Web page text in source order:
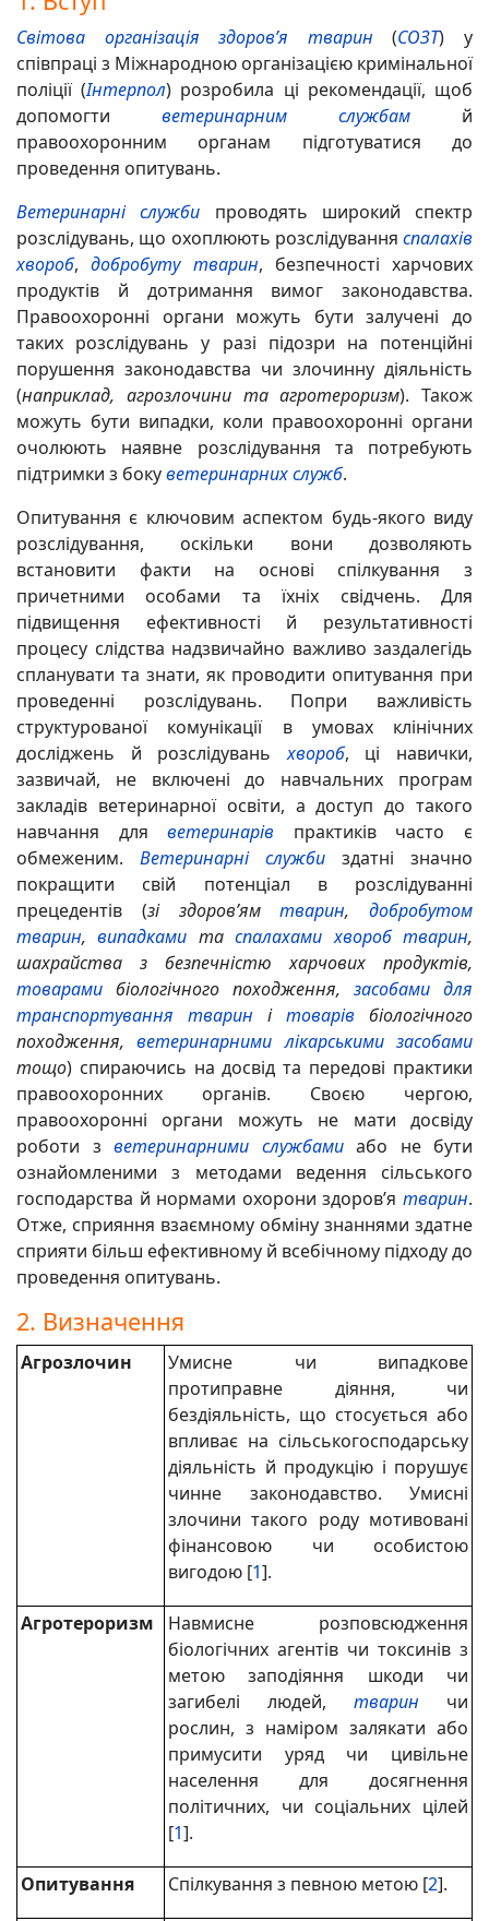
Світова організація здоров’я тварин (СОЗТ) у
співпраці з Міжнародною організацією кримінальної
поліції (Інтерпол) розробила ці рекомендації, щоб
допомогти ветеринарним службам й
правоохоронним органам підготуватися до
проведення опитувань.
Ветеринарні служби проводять широкий спектр
розслідувань, що охоплюють розслідування спалахів
хвороб,добробуту тварин, безпечності харчових
продуктів й дотримання вимог законодавства.
Правоохоронні органи можуть бути залучені до
таких розслідувань у разі підозри на потенційні
порушення законодавства чи злочинну діяльність
(наприклад, агрозлочини та агротероризм). Також
можуть бути випадки, коли правоохоронні органи
очолюють наявне розслідування та потребують
підтримки з бокуветеринарних служб.
Опитування є ключовим аспектом будь-якого виду
розслідування, оскільки вони дозволяють
встановити факти на основі спілкування з
причетними особами та їхніх свідчень. Для
підвищення ефективності й результативності
процесу слідства надзвичайно важливо заздалегідь
спланувати та знати, як проводити опитування при
проведенні розслідувань. Попри важливість
структурованої комунікації в умовах клінічних
досліджень й розслідуваньхвороб, ці навички,
зазвичай, не включені до навчальних програм
закладів ветеринарної освіти, а доступ до такого
навчання дляветеринарів практиків часто є
обмеженим. Ветеринарні служби здатні значно
покращити свій потенціал в розслідуванні
прецедентів (зі здоров’ямтварин, добробутом
тварин,випадками таспалахами хвороб тварин,
шахрайства з безпечністю харчових продуктів,
товарами біологічного походження, засобами для
транспортування
тварин і товарів біологічного
походження,ветеринарними лікарськими засобами
тощо) спираючись на досвід та передові практики
правоохоронних органів. Своєю чергою,
правоохоронні органи можуть не мати досвіду
роботи з ветеринарними службамиабо не бути
ознайомленими з методами ведення сільського
господарства й нормами охорони здоров’я тварин.
Отже, сприяння взаємному обміну знаннями здатне
сприяти більш ефективному й всебічному підходу до
проведення опитувань.
2. Визначення
Агрозлочин
Умисне чи випадкове
протиправне діяння, чи
бездіяльність, що стосується або
впливає на сільськогосподарську
діяльність й продукцію і порушує
чинне законодавство. Умисні
злочини такого роду мотивовані
фінансовою чи особистою
вигодою [1].
Агротероризм
Навмисне розповсюдження
біологічних агентів чи токсинів з
метою заподіяння шкоди чи
загибелі людей, тварин чи
рослин, з наміром залякати або
примусити уряд чи цивільне
населення для досягнення
політичних, чи соціальних цілей
[1].
Опитування Спілкування з певною метою [2].